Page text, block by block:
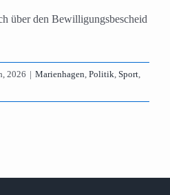
über den Bewilligungsbescheid
2026 | Marienhagen, Politik, Sport,